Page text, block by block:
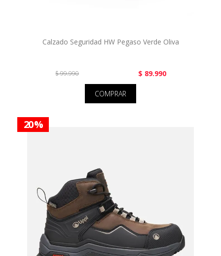
Calzado Seguridad HW Pegaso Verde Oliva
$ 99.990 $ 89.990
COMPRAR
20 %